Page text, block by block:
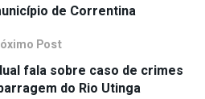
de Correntina
Post
fala sobre caso de crimes
do Rio Utinga